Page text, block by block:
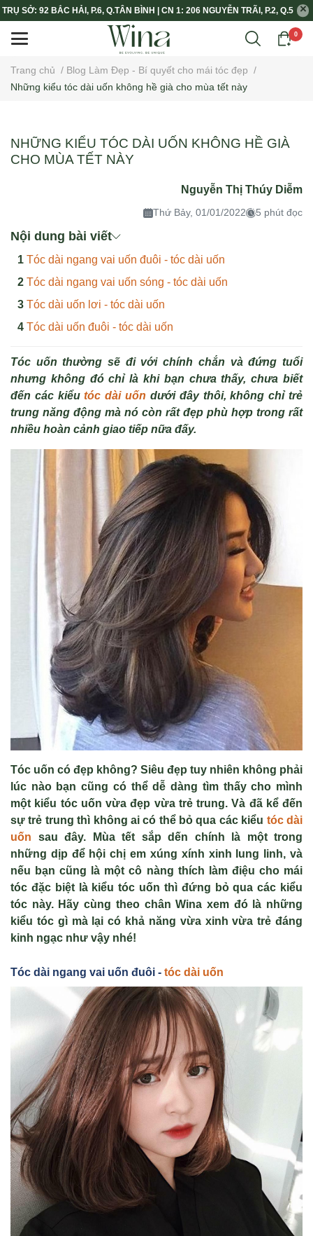
TRỤ SỞ: 92 BẮC HẢI, P.6, Q.TÂN BÌNH | CN 1: 206 NGUYỄN TRÃI, P.2, Q.5
0
Trang chủ / Blog Làm Đẹp - Bí quyết cho mái tóc đẹp /
Những kiểu tóc dài uốn không hề già cho mùa tết này
NHỮNG KIỂU TÓC DÀI UỐN KHÔNG HỀ GIÀ
CHO MÙA TẾT NÀY
Nguyễn Thị Thúy Diễm
Thứ Bảy, 01/01/2022 5 phút đọc
Nội dung bài viết
Tóc dài ngang vai uốn đuôi - tóc dài uốn
Tóc dài ngang vai uốn sóng - tóc dài uốn
Tóc dài uốn lơi - tóc dài uốn
Tóc dài uốn đuôi - tóc dài uốn
Tóc uốn thường sẽ đi với chính chắn và đứng tuổi
nhưng không đó chỉ là khi bạn chưa thấy, chưa biết
đến các kiểutóc dài uốn dưới đây thôi, không chỉ trẻ
trung năng động mà nó còn rất đẹp phù hợp trong rất
nhiều hoàn cảnh giao tiếp nữa đấy.
Tóc uốn có đẹp không? Siêu đẹp tuy nhiên không phải
lúc nào bạn cũng có thể dễ dàng tìm thấy cho mình
một kiểu tóc uốn vừa đẹp vừa trẻ trung. Và đã kể đến
sự trẻ trung thì không ai có thể bỏ qua các kiểu tóc dài
uốn
sau đây. Mùa tết sắp dến chính là một trong
những dịp để hội chị em xúng xính xinh lung linh, và
nếu bạn cũng là một cô nàng thích làm điệu cho mái
tóc đặc biệt là kiểu tóc uốn thì đứng bỏ qua các kiểu
tóc này. Hãy cùng theo chân Wina xem đó là những
kiểu tóc gì mà lại có khả năng vừa xinh vừa trẻ đáng
kinh ngạc như vậy nhé!
Tóc dài ngang vai uốn đuôi - tóc dài uốn